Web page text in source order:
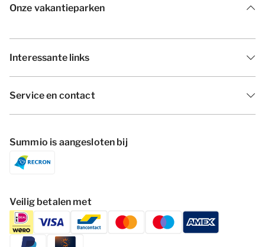
Onze vakantieparken
Interessante links
Service en contact
Summio is aangesloten bij
Veilig betalen met